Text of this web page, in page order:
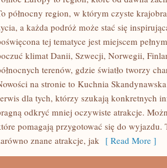
północny region, w którym czyste
a każda podróż może stać się
tej tematyce jest miejscem
klimat Danii, Szwecji, Norwegii,
terenów, gdzie światło tworzy
na stronie to Kuchnia
dla tych, którzy szukają konkretnych
odkryć mniej oczywiste atrakcje.
pomagają przygotować się do wyjazdu.
znane atrakcje, jak [ Read More ]